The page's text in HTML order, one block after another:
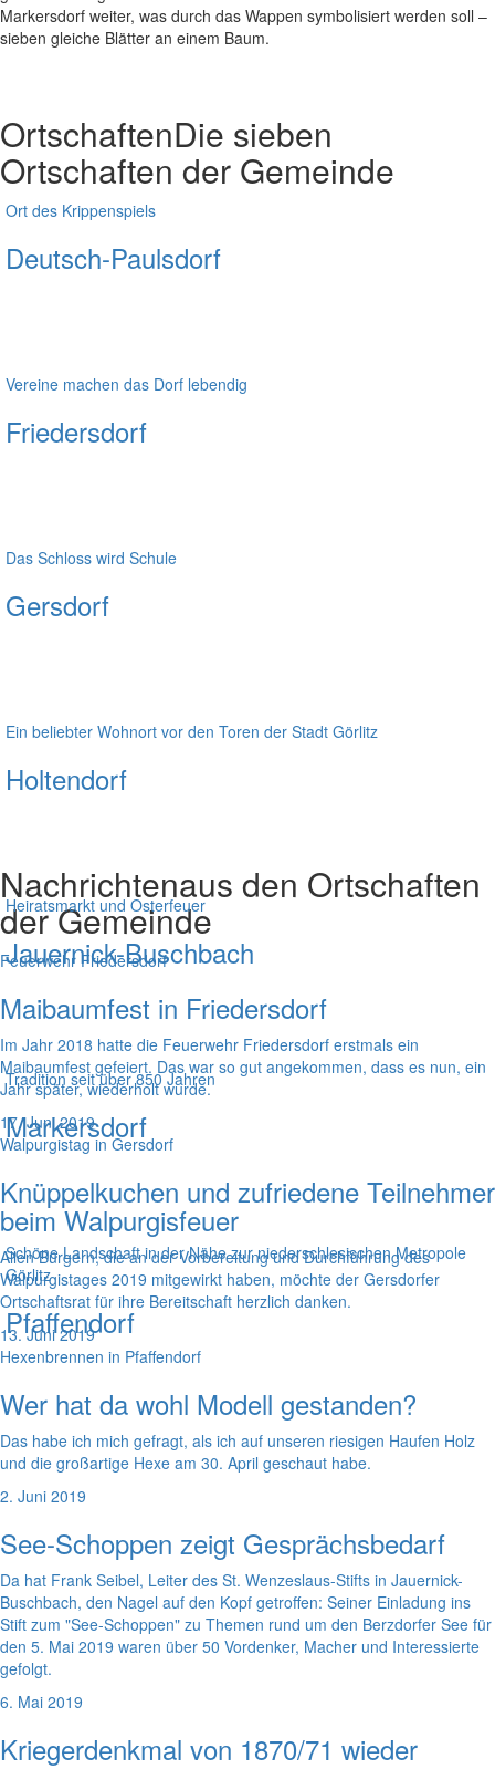
Markersdorf weiter, was durch das Wappen symbolisiert werden soll –
sieben gleiche Blätter an einem Baum.
OrtschaftenDie sieben
Ortschaften der Gemeinde
Ort des Krippenspiels
Deutsch-Paulsdorf
Vereine machen das Dorf lebendig
Friedersdorf
Das Schloss wird Schule
Gersdorf
Ein beliebter Wohnort vor den Toren der Stadt Görlitz
Holtendorf
Heiratsmarkt und Osterfeuer
Jauernick-Buschbach
Tradition seit über 850 Jahren
Markersdorf
Schöne Landschaft in der Nähe zur niederschlesischen Metropole
Görlitz
Pfaffendorf
Nachrichtenaus den Ortschaften
der Gemeinde
Feuerwehr Friedersdorf
Maibaumfest in Friedersdorf
Im Jahr 2018 hatte die Feuerwehr Friedersdorf erstmals ein
Maibaumfest gefeiert. Das war so gut angekommen, dass es nun, ein
Jahr später, wiederholt wurde.
17. Juni 2019
Walpurgistag in Gersdorf
Knüppelkuchen und zufriedene Teilnehmer
beim Walpurgisfeuer
Allen Bürgern, die an der Vorbereitung und Durchführung des
Walpurgistages 2019 mitgewirkt haben, möchte der Gersdorfer
Ortschaftsrat für ihre Bereitschaft herzlich danken.
13. Juni 2019
Hexenbrennen in Pfaffendorf
Wer hat da wohl Modell gestanden?
Das habe ich mich gefragt, als ich auf unseren riesigen Haufen Holz
und die großartige Hexe am 30. April geschaut habe.
2. Juni 2019
See-Schoppen zeigt Gesprächsbedarf
Da hat Frank Seibel, Leiter des St. Wenzeslaus-Stifts in Jauernick-
Buschbach, den Nagel auf den Kopf getroffen: Seiner Einladung ins
Stift zum "See-Schoppen" zu Themen rund um den Berzdorfer See für
den 5. Mai 2019 waren über 50 Vordenker, Macher und Interessierte
gefolgt.
6. Mai 2019
Kriegerdenkmal von 1870/71 wieder